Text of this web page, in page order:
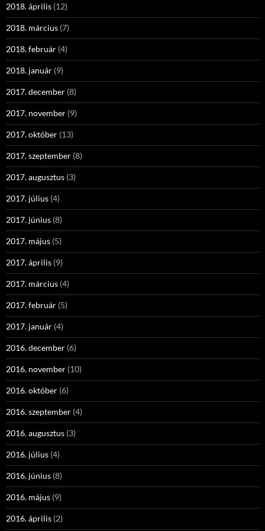
2018. április (12)
2018. március (7)
2018. február (4)
2018. január (9)
2017. december (8)
2017. november (9)
2017. október (13)
2017. szeptember (8)
2017. augusztus (3)
2017. július (4)
2017. június (8)
2017. május (5)
2017. április (9)
2017. március (4)
2017. február (5)
2017. január (4)
2016. december (6)
2016. november (10)
2016. október (6)
2016. szeptember (4)
2016. augusztus (3)
2016. július (4)
2016. június (8)
2016. május (9)
2016. április (2)